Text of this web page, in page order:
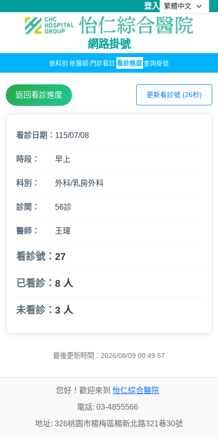
登入
網路掛號
依科別 依醫師 門診看診 看診進度 查詢掛號
返回看診進度 更新看診號 (26秒)
看診日期： 115/07/08
時段： 早上
科別： 外科/乳房外科
診間： 56診
醫師： 王瑋
看診號： 27
已看診： 8 人
未看診： 3 人
最後更新時間：2026/08/09 00:49:57
您好！歡迎來到 怡仁綜合醫院
電話: 03-4855566
地址: 326桃園市楊梅區楊新北路321巷30號